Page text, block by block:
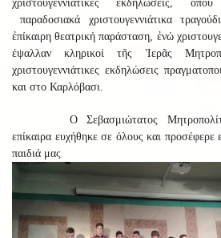
χριστουγεννιάτικες ἐκδήλωσεις,
παραδοσιακά χριστουγεννιάτικα
ἐπίκαιρη θεατρική παράσταση, ἐνώ
έψαλλαν κληρικοί τῆς Ἱερᾶς
χριστουγεννιάτικες εκδηλώσεις
και στο Καρλόβασι.
Ο Σεβασμιώτατος
επίκαιρα ευχήθηκε σε όλους και προσέφερε
παιδιά μας